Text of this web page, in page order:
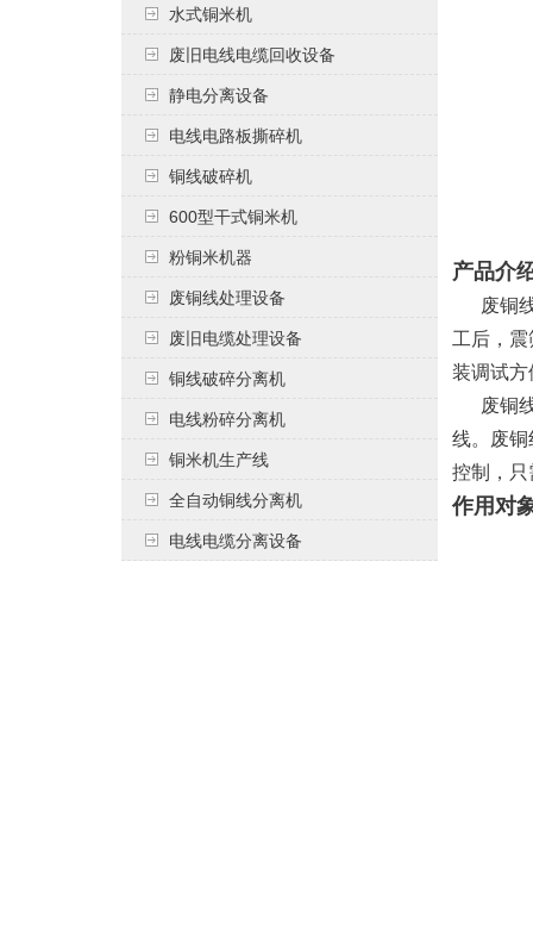
水式铜米机
废旧电线电缆回收设备
静电分离设备
电线电路板撕碎机
铜线破碎机
600型干式铜米机
粉铜米机器
废铜线处理设备
废旧电缆处理设备
铜线破碎分离机
电线粉碎分离机
铜米机生产线
全自动铜线分离机
电线电缆分离设备
产品介
废铜线
工后，
装调试方
废铜线
线。废铜
控制，只
作用对